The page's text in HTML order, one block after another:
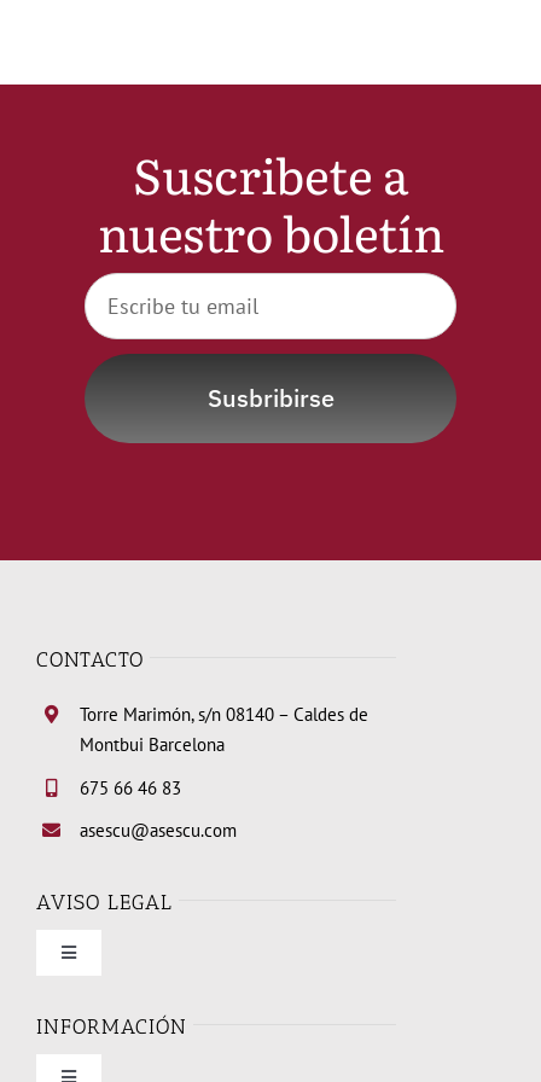
Contactar
WooCommerce My Account
WooCommerce Cart
Suscribete a
nuestro boletín
Susbribirse
CONTACTO
Torre Marimón, s/n 08140 – Caldes de
Montbui Barcelona
675 66 46 83
asescu@asescu.com
AVISO LEGAL
Toggle
Condiciones de uso
INFORMACIÓN